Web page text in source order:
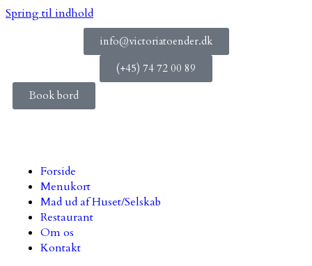
Spring til indhold
info@victoriatoender.dk
(+45) 74 72 00 89
Book bord
Forside
Menukort
Mad ud af Huset/Selskab
Restaurant
Om os
Kontakt